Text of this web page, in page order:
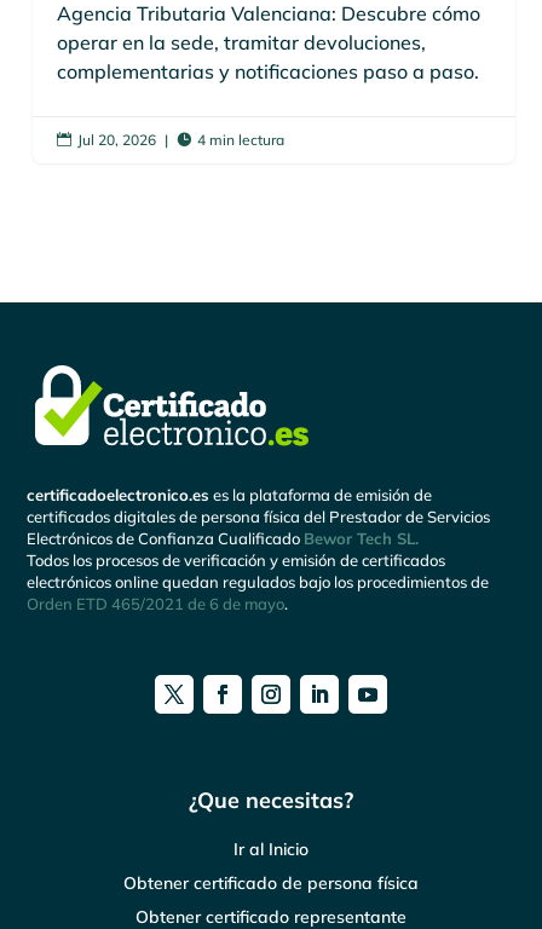
Agencia Tributaria Valenciana: Descubre cómo
operar en la sede, tramitar devoluciones,
complementarias y notificaciones paso a paso.
 Jul 20, 2026 |  4 min lectura
certificadoelectronico.es es la plataforma de emisión de
certificados digitales de persona física del Prestador de Servicios
Electrónicos de Confianza Cualificado Bewor Tech SL.
Todos los procesos de verificación y emisión de certificados
electrónicos online quedan regulados bajo los procedimientos de
Orden ETD 465/2021 de 6 de mayo.
¿Que necesitas?
Ir al Inicio
Obtener certificado de persona física
Obtener certificado representante